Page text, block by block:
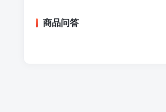
商品问答